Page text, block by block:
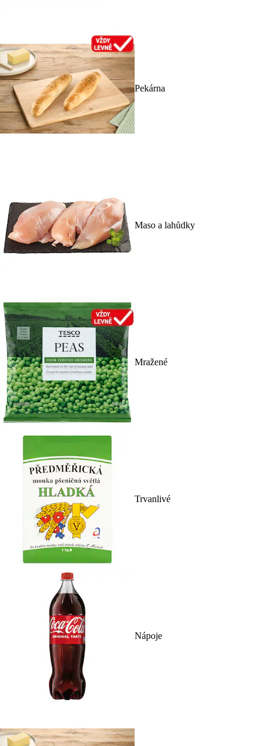
Pekárna
Maso a lahůdky
Mražené
Trvanlivé
Nápoje